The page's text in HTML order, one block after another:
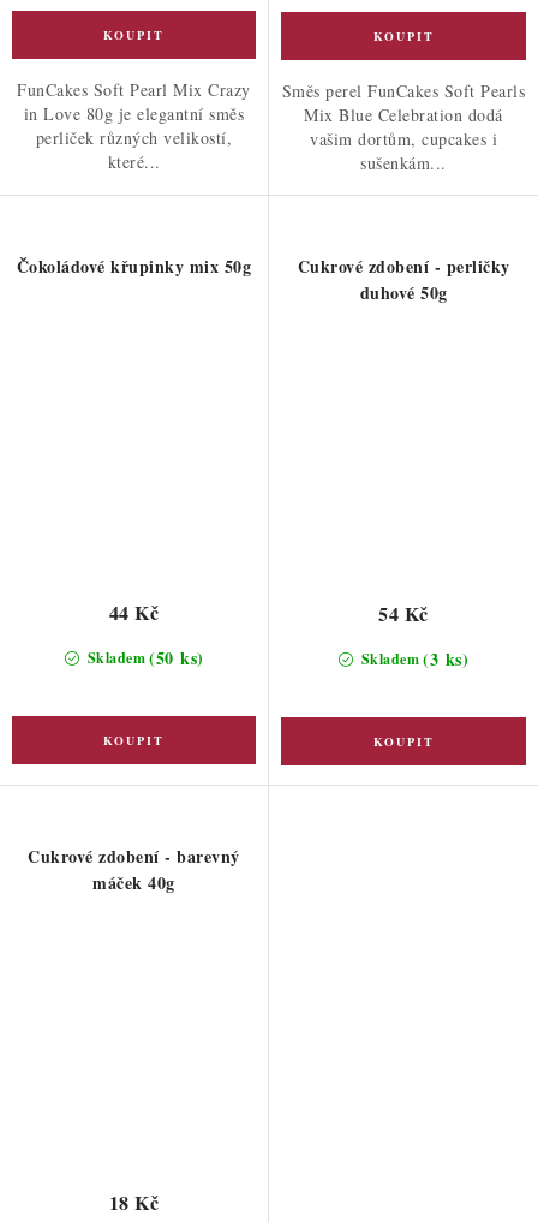
FunCakes Soft Pearl Mix Crazy
in Love 80g je elegantní směs
perliček různých velikostí,
které...
Směs perel FunCakes Soft Pearls
Mix Blue Celebration dodá
vašim dortům, cupcakes i
sušenkám...
Čokoládové křupinky mix 50g
Skladem(50 ks)
44 Kč
Cukrové zdobení - perličky
duhové 50g
Skladem(3 ks)
54 Kč
Cukrové zdobení - barevný
máček 40g
18 Kč